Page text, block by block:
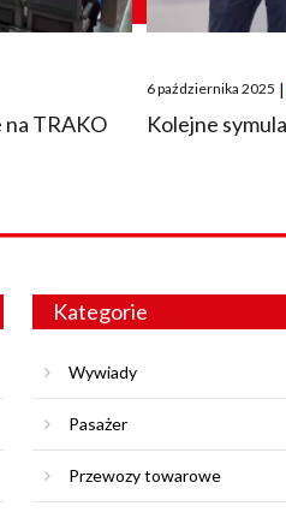
na TRAKO
Posted
on
6 października 2025 |
Kolejne
Kategorie
Wywiady
Pasażer
Przewozy towarowe